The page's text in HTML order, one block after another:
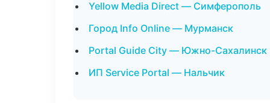
Yellow Media Direct — Симферополь
Город Info Online — Мурманск
Portal Guide City — Южно-Сахалинск
ИП Service Portal — Нальчик